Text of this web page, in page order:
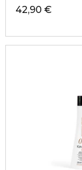
42,90 €